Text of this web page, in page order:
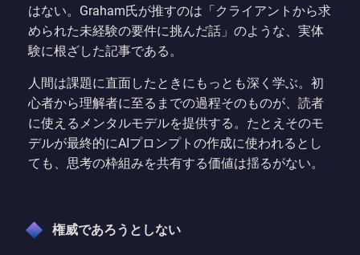
はない。Graham氏が推すのは「クライアントから求
められた未経験の要件に挑んだ話」のような、実体
験に根ざした記事である。
人間は課題に直面したときにもっとも深く学ぶ。初
心者から理解者に至るまでの過程そのものが、読者
に使えるメンタルモデルを提供する。たとえそのモ
デルが最終的にAIプロンプトの作成に使われるとし
ても、思考の枠組みを共有する価値は揺るがない。
権威であろうとしない